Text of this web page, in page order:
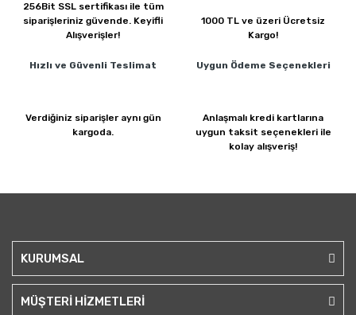
256Bit SSL sertifikası ile tüm
siparişleriniz güvende. Keyifli
Alışverişler!
1000 TL ve üzeri Ücretsiz
Kargo!
Hızlı ve Güvenli Teslimat
Verdiğiniz siparişler aynı gün
kargoda.
Uygun Ödeme Seçenekleri
Anlaşmalı kredi kartlarına
uygun taksit seçenekleri ile
kolay alışveriş!
KURUMSAL
MÜŞTERİ HİZMETLERİ